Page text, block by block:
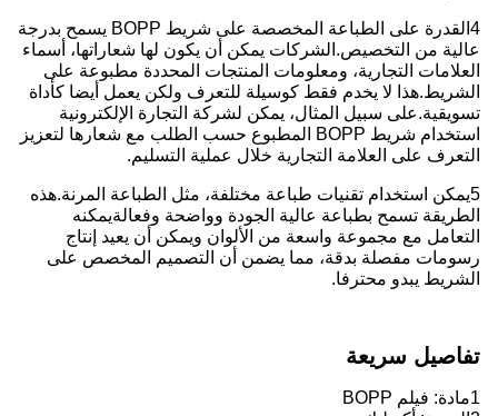
4القدرة على الطباعة المخصصة على شريط BOPP يسمح بدرجة
عالية من التخصيص. الشركات يمكن أن يكون لها شعاراتها، أسماء
العلامات التجارية، ومعلومات المنتجات المحددة مطبوعة على
الشريط.هذا لا يخدم فقط كوسيلة للتعرف ولكن يعمل أيضا كأداة
تسويقية.على سبيل المثال، يمكن لشركة التجارة الإلكترونية
استخدام شريط BOPP المطبوع حسب الطلب مع شعارها لتعزيز
التعرف على العلامة التجارية خلال عملية التسليم.
5يمكن استخدام تقنيات طباعة مختلفة، مثل الطباعة المرنة.
هذه
الطريقة تسمح بطباعة عالية الجودة وواضحة وفعالةيمكنه
التعامل مع مجموعة واسعة من الألوان ويمكن أن يعيد إنتاج
رسومات مفصلة بدقة، مما يضمن أن التصميم المخصص على
الشريط يبدو محترفا.
تفاصيل سريعة
1مادة: فيلم BOPP